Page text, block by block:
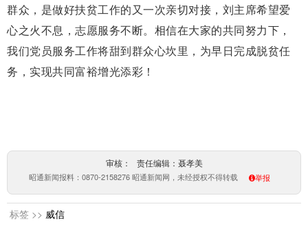
群众，是做好扶贫工作的又一次亲切对接，刘主席希望爱
心之火不息，志愿服务不断。相信在大家的共同努力下，
我们党员服务工作将甜到群众心坎里，为早日完成脱贫任
务，实现共同富裕增光添彩！
审核： 责任编辑：聂孝美
昭通新闻报料：0870-2158276 昭通新闻网，未经授权不得转载 举报
标签 >> 威信